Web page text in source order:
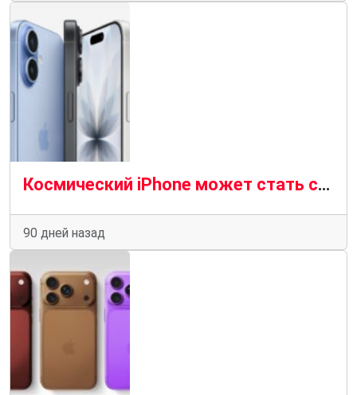
Космический iPhone может стать следующим шагом после Vision Pro
90 дней назад